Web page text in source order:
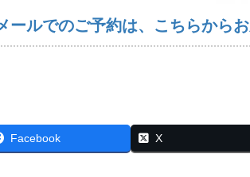
ールでのご予約は、こちらからお
Facebook X